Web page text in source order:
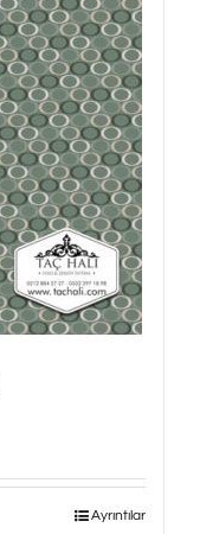
Ayrıntılar